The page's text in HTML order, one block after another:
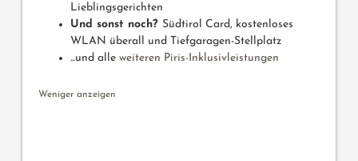
Lieblingsgerichten
Und sonst noch? Südtirol Card, kostenloses
WLAN überall und Tiefgaragen-Stellplatz
...und alle weiteren Piris-Inklusivleistungen
Weniger anzeigen